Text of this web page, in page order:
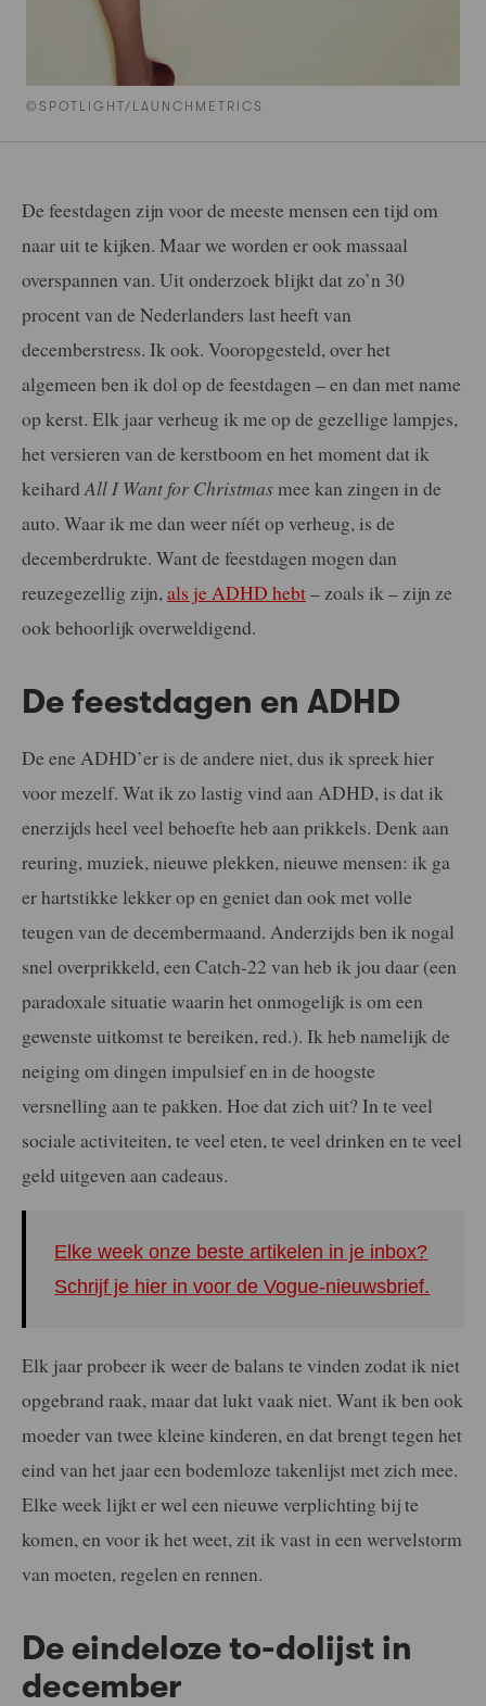
©SPOTLIGHT/LAUNCHMETRICS
De feestdagen zijn voor de meeste mensen een tijd om
naar uit te kijken. Maar we worden er ook massaal
overspannen van. Uit onderzoek blijkt dat zo’n 30
procent van de Nederlanders last heeft van
decemberstress. Ik ook. Vooropgesteld, over het
algemeen ben ik dol op de feestdagen – en dan met name
op kerst. Elk jaar verheug ik me op de gezellige lampjes,
het versieren van de kerstboom en het moment dat ik
keihard All I Want for Christmas mee kan zingen in de
auto. Waar ik me dan weer níét op verheug, is de
decemberdrukte. Want de feestdagen mogen dan
reuzegezellig zijn, als je ADHD hebt– zoals ik – zijn ze
ook behoorlijk overweldigend.
De feestdagen en ADHD
De ene ADHD’er is de andere niet, dus ik spreek hier
voor mezelf. Wat ik zo lastig vind aan ADHD, is dat ik
enerzijds heel veel behoefte heb aan prikkels. Denk aan
reuring, muziek, nieuwe plekken, nieuwe mensen: ik ga
er hartstikke lekker op en geniet dan ook met volle
teugen van de decembermaand. Anderzijds ben ik nogal
snel overprikkeld, een Catch-22 van heb ik jou daar (een
paradoxale situatie waarin het onmogelijk is om een
gewenste uitkomst te bereiken, red.). Ik heb namelijk de
neiging om dingen impulsief en in de hoogste
versnelling aan te pakken. Hoe dat zich uit? In te veel
sociale activiteiten, te veel eten, te veel drinken en te veel
geld uitgeven aan cadeaus.
Elke week onze beste artikelen in je inbox?
Schrijf je hier in voor de Vogue-nieuwsbrief.
Elk jaar probeer ik weer de balans te vinden zodat ik niet
opgebrand raak, maar dat lukt vaak niet. Want ik ben ook
moeder van twee kleine kinderen, en dat brengt tegen het
eind van het jaar een bodemloze takenlijst met zich mee.
Elke week lijkt er wel een nieuwe verplichting bij te
komen, en voor ik het weet, zit ik vast in een wervelstorm
van moeten, regelen en rennen.
De eindeloze to-dolijst in
december